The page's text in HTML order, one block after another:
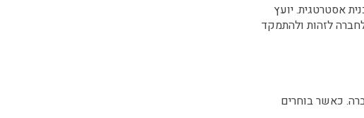
אסטרטגית. יועץ
לזהות ולהתמקד
כאשר בוחרים